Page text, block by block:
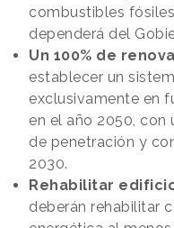
combustibles
dependerá del
Un 100% de
establecer un
exclusivamente en
en el año 2050, con
de penetración y
2030.
Rehabilitar
deberán rehabilitar